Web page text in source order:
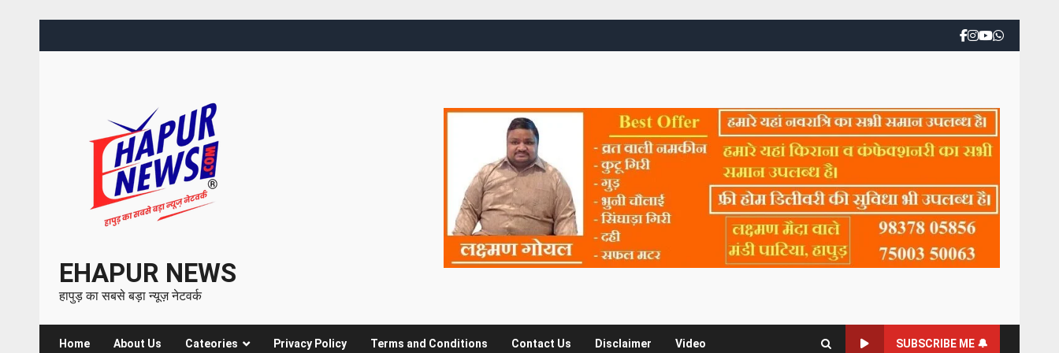
EHAPUR NEWS
हापुड़ का सबसे बड़ा न्यूज़ नेटवर्क
Home About Us Cateories Privacy Policy Terms and Conditions Contact Us Disclaimer Video SUBSCRIBE ME 🔔